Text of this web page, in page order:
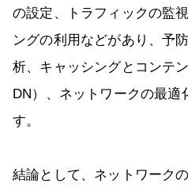
の設定、トラフィックの監
ングの利用などがあり、予
析、キャッシングとコンテ
DN）、ネットワークの最適
す。
結論として、ネットワーク